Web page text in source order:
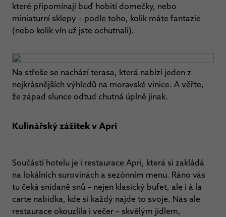
které připomínají buď hobití domečky, nebo
miniaturní sklepy – podle toho, kolik máte fantazie
(nebo kolik vín už jste ochutnali).
Na střeše se nachází terasa, která nabízí jeden z
nejkrásnějších výhledů na moravské vinice. A věřte,
že západ slunce odtud chutná úplně jinak.
Kulinářský zážitek v Apri
Součástí hotelu je i restaurace Apri, která si zakládá
na lokálních surovinách a sezónním menu. Ráno vás
tu čeká snídaně snů – nejen klasický bufet, ale i à la
carte nabídka, kde si každý najde to svoje. Nás ale
restaurace okouzlila i večer – skvělým jídlem,